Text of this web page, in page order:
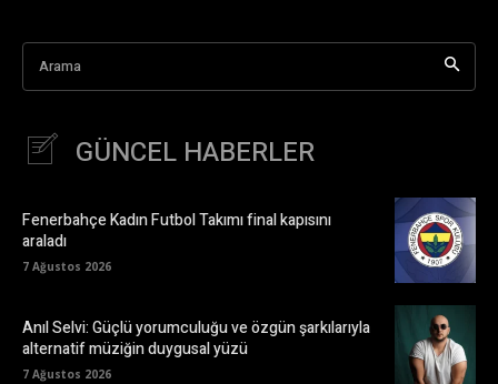
Arama
GÜNCEL HABERLER
Fenerbahçe Kadın Futbol Takımı final kapısını
araladı
7 Ağustos 2026
Anıl Selvi: Güçlü yorumculuğu ve özgün şarkılarıyla
alternatif müziğin duygusal yüzü
7 Ağustos 2026